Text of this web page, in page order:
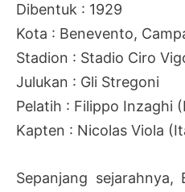
Dibentuk : 1929
Kota : Benevento,
Stadion : Stadio Ciro
Julukan : Gli Stregoni
Pelatih : Filippo Inzaghi
Kapten : Nicolas Viola
Sepanjang